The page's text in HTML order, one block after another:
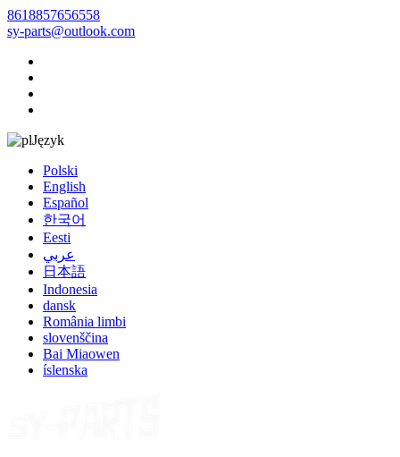
8618857656558
sy-parts@outlook.com
Język
Polski
English
Español
한국어
Eesti
عربي
日本語
Indonesia
dansk
România limbi
slovenščina
Bai Miaowen
íslenska